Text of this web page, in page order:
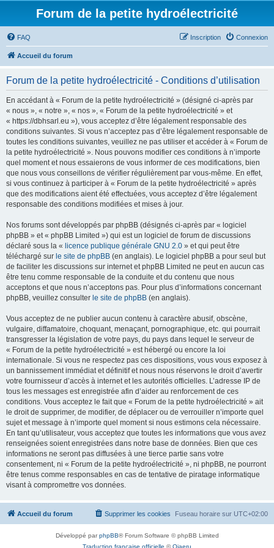
Forum de la petite hydroélectricité
FAQ Connexion
Inscription
Accueil du forum
Forum de la petite hydroélectricité - Conditions d’utilisation
En accédant à « Forum de la petite hydroélectricité » (désigné ci-après par
« nous », « notre », « nos », « Forum de la petite hydroélectricité » et
« https://dbhsarl.eu »), vous acceptez d’être légalement responsable des
conditions suivantes. Si vous n’acceptez pas d’être légalement responsable de
toutes les conditions suivantes, veuillez ne pas utiliser et accéder à « Forum de
la petite hydroélectricité ». Nous pouvons modifier ces conditions à n’importe
quel moment et nous essaierons de vous informer de ces modifications, bien
que nous vous conseillons de vérifier régulièrement par vous-même. En effet,
si vous continuez à participer à « Forum de la petite hydroélectricité » après
que des modifications aient été effectuées, vous acceptez d’être légalement
responsable des conditions modifiées et mises à jour.
Nos forums sont développés par phpBB (désignés ci-après par « logiciel
phpBB » et « phpBB Limited ») qui est un logiciel de forum de discussions
déclaré sous la « licence publique générale GNU 2.0 » et qui peut être
téléchargé sur le site de phpBB (en anglais). Le logiciel phpBB a pour seul but
de faciliter les discussions sur internet et phpBB Limited ne peut en aucun cas
être tenu comme responsable de la conduite et du contenu que nous
acceptons et que nous n’acceptons pas. Pour plus d’informations concernant
phpBB, veuillez consulter le site de phpBB (en anglais).
Vous acceptez de ne publier aucun contenu à caractère abusif, obscène,
vulgaire, diffamatoire, choquant, menaçant, pornographique, etc. qui pourrait
transgresser la législation de votre pays, du pays dans lequel le serveur de
« Forum de la petite hydroélectricité » est hébergé ou encore la loi
internationale. Si vous ne respectez pas ces dispositions, vous vous exposez à
un bannissement immédiat et définitif et nous nous réservons le droit d’avertir
votre fournisseur d’accès à internet et les autorités officielles. L’adresse IP de
tous les messages est enregistrée afin d’aider au renforcement de ces
conditions. Vous acceptez le fait que « Forum de la petite hydroélectricité » ait
le droit de supprimer, de modifier, de déplacer ou de verrouiller n’importe quel
sujet et message à n’importe quel moment si nous estimons cela nécessaire.
En tant qu’utilisateur, vous acceptez que toutes les informations que vous avez
renseignées soient enregistrées dans notre base de données. Bien que ces
informations ne seront pas diffusées à une tierce partie sans votre
consentement, ni « Forum de la petite hydroélectricité », ni phpBB, ne pourront
être tenus comme responsables en cas de tentative de piratage informatique
visant à compromettre vos données.
Accueil du forum Fuseau horaire sur UTC+02:00
Supprimer les cookies
Développé parphpBB® Forum Software © phpBB Limited
Traduction française officielle ©Qiaeru